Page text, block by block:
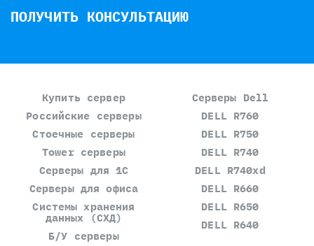
ПОЛУЧИТЬ КОНСУЛЬТАЦИЮ
Купить сервер
Российские серверы
Стоечные серверы
Tower серверы
Серверы для 1С
Серверы для офиса
Системы хранения
данных (СХД)
Б/У серверы
Серверы Dell
DELL R760
DELL R750
DELL R740
DELL R740xd
DELL R660
DELL R650
DELL R640